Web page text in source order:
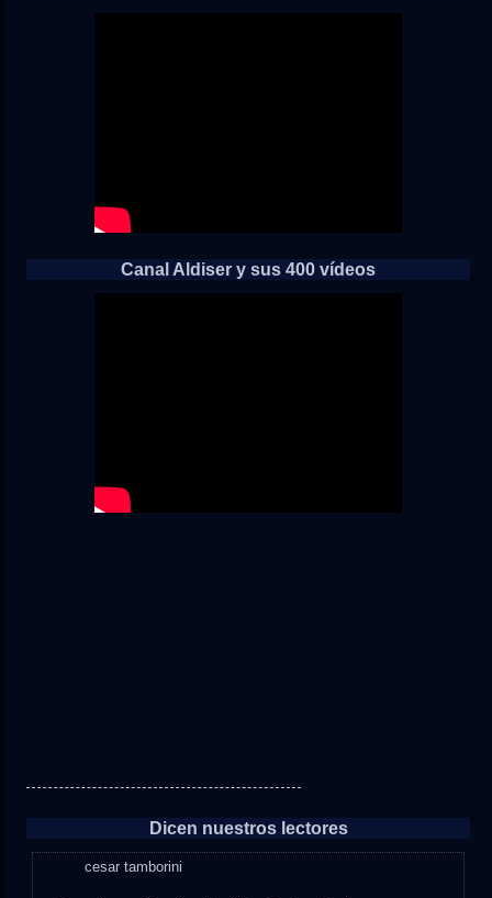
Canal Aldiser y sus 400 vídeos
Dicen nuestros lectores
cesar tamborini